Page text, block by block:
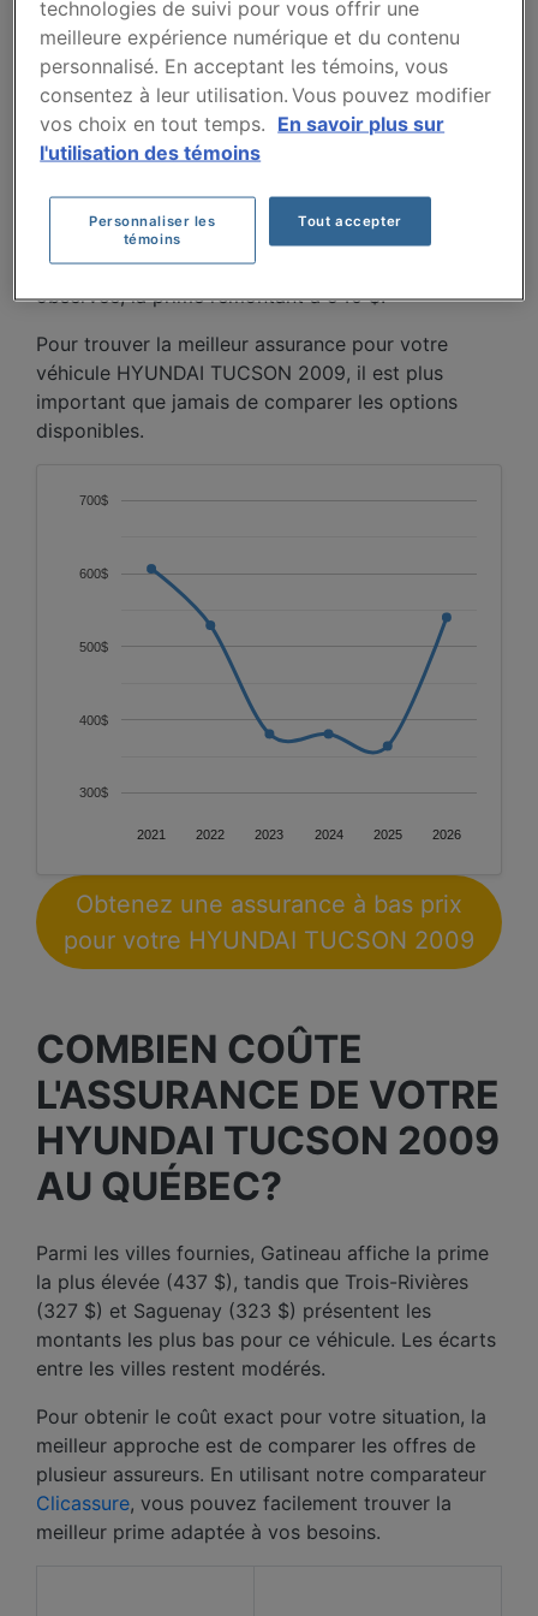
TUCSON 2009 AU FIL
DES 5 DERNIÈRES
ANNÉES.
607 $ à 364 $, reflétant la dépréciation continue
du véhicule. En 2026, une hausse est toutefois
observée, la prime remontant à 540 $.
Pour trouver la meilleur assurance pour votre
véhicule HYUNDAI TUCSON 2009, il est plus
important que jamais de comparer les options
disponibles.
2021 2022 2023 2024 2025 2026
300$
400$
500$
600$
700$
Obtenez une assurance à bas prix
pour votre HYUNDAI TUCSON 2009
COMBIEN COÛTE
L'ASSURANCE DE VOTRE
HYUNDAI TUCSON 2009
AU QUÉBEC?
Parmi les villes fournies, Gatineau affiche la prime
la plus élevée (437 $), tandis que Trois-Rivières
(327 $) et Saguenay (323 $) présentent les
montants les plus bas pour ce véhicule. Les écarts
entre les villes restent modérés.
Pour obtenir le coût exact pour votre situation, la
meilleur approche est de comparer les offres de
plusieur assureurs. En utilisant notre comparateur
Clicassure, vous pouvez facilement trouver la
meilleur prime adaptée à vos besoins.
technologies de suivi pour vous offrir une
meilleure expérience numérique et du contenu
personnalisé. En acceptant les témoins, vous
consentez à leur utilisation. Vous pouvez modifier
vos choix en tout temps. En savoir plus sur
l'utilisation des témoins
Personnaliser les
témoins
Tout accepter